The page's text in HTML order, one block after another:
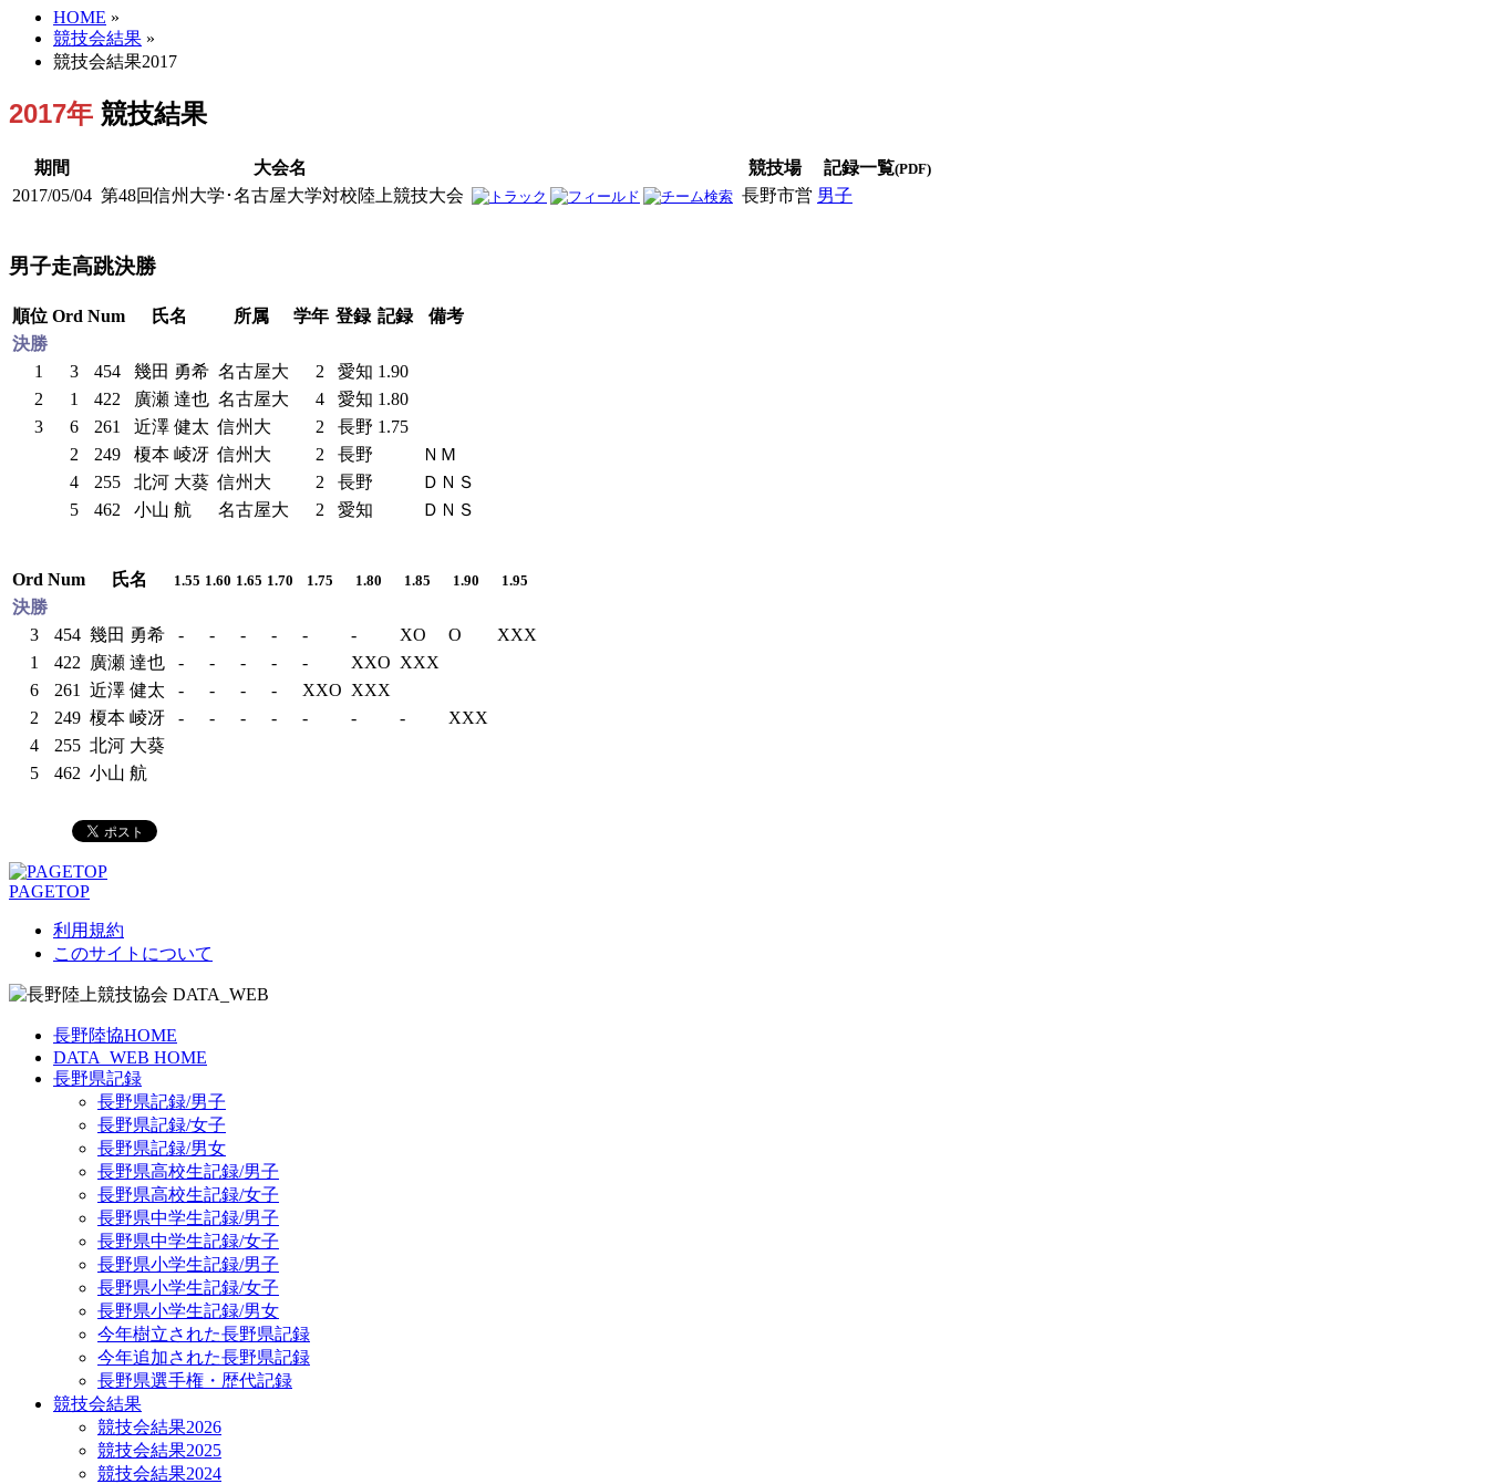
HOME »
競技会結果 »
競技会結果2017
2017年 競技結果
期間 大会名 競技場 記録一覧(PDF)
2017/05/04 第48回信州大学･名古屋大学対校陸上競技大会 長野市営 男子
男子走高跳決勝
順位 Ord Num 氏名 所属 学年 登録 記録
備考
決勝
1
3 454 幾田 勇希 名古屋大 2 愛知 1.90
2
1 422 廣瀬 達也 名古屋大 4 愛知 1.80
3
6 261 近澤 健太 信州大 2 長野 1.75
2
249 榎本 崚冴 信州大 2 長野
ＮＭ
4
255 北河 大葵 信州大 2 長野
ＤＮＳ
5
462 小山 航 名古屋大 2 愛知 ＤＮＳ
Ord Num 氏名 1.55 1.60 1.65 1.70 1.75 1.80 1.85 1.90 1.95
決勝
3
454 幾田 勇希 - - - - - - XO O
XXX
1
422 廣瀬 達也 - - - - - XXO XXX
6
261 近澤 健太 - - - - XXO XXX
2
249 榎本 崚冴 - - - - - - -
XXX
4
255 北河 大葵
5
462 小山 航
PAGETOP
利用規約
このサイトについて
長野陸協HOME
DATA_WEB HOME
長野県記録
長野県記録/男子
長野県記録/女子
長野県記録/男女
長野県高校生記録/男子
長野県高校生記録/女子
長野県中学生記録/男子
長野県中学生記録/女子
長野県小学生記録/男子
長野県小学生記録/女子
長野県小学生記録/男女
今年樹立された長野県記録
今年追加された長野県記録
長野県選手権・歴代記録
競技会結果
競技会結果2026
競技会結果2025
競技会結果2024